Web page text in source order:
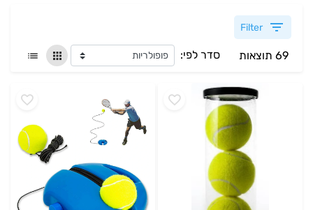
Filter
69 תוצאות סדר לפי: